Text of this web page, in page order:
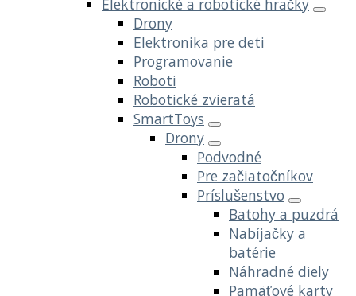
Elektronické a robotické hračky
Drony
Elektronika pre deti
Programovanie
Roboti
Robotické zvieratá
SmartToys
Drony
Podvodné
Pre začiatočníkov
Príslušenstvo
Batohy a puzdrá
Nabíjačky a
batérie
Náhradné diely
Pamäťové karty